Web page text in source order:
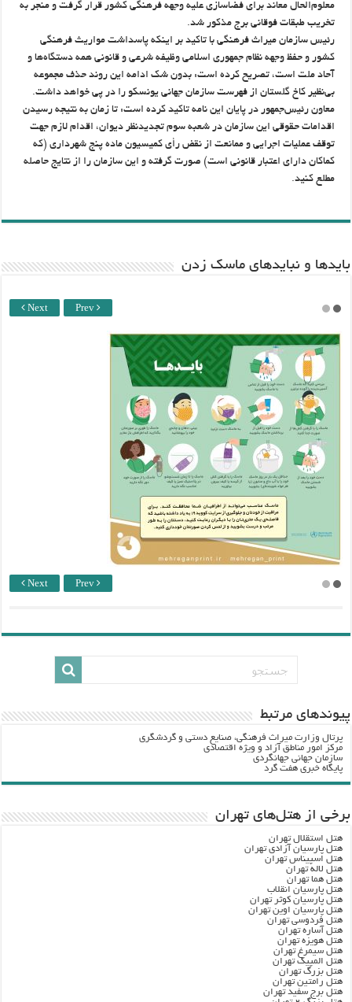
معلوم‌الحال معاند براي فضاسازي عليه وجهه فرهنگي كشور قرار گرفت و منجر به
تخريب طبقات فوقاني برج مذكور شد.
رئیس سازمان میراث فرهنگی با تاکید بر اینکه پاسداشت مواريث فرهنگي
كشور و حفظ وجهه نظام جمهوري اسلامي وظيفه شرعي و قانوني همه دستگاه‌ها و
آحاد ملت است، تصریح کرده است: بدون شك ادامه اين روند حذف مجموعه
بي‌نظير كاخ گلستان از فهرست سازمان جهاني يونسكو را در پي خواهد داشت.
معاون رئیس‌جمهور در پایان این نامه تاکید کرده است: تا زمان به نتيجه رسيدن
اقدامات حقوقي اين سازمان در شعبه سوم تجديدنظر ديوان، اقدام لازم جهت
توقف عمليات اجرايي و ممانعت از نقض رأي كميسيون ماده پنج شهرداري (كه
كماكان داراي اعتبار قانوني است) صورت گرفته و اين سازمان را از نتايج حاصله
مطلع کنید.
باید‌ها و نبایدهای ماسک زدن
Next Prev
Next Prev
پيوندهاي مرتبط
پرتال وزارت ميراث فرهنگي، صنایع دستی و گردشگري
مرکز امور مناطق آزاد و ویژه اقتصادی
سازمان جهانی جهانگردی
پایگاه خبری هفت گرد
برخی از هتل‌های تهران
هتل استقلال تهران
هتل پارسیان آزادی تهران
هتل اسپیناس تهران
هتل لاله تهران
هتل هما تهران
هتل پارسیان انقلاب
هتل پارسیان کوثر تهران
هتل پارسیان اوین تهران
هتل فردوسی تهران
هتل آساره تهران
هتل هویزه تهران
هتل سیمرغ تهران
هتل المپیک تهران
هتل بزرگ تهران
هتل رامتین تهران
هتل برج سفید تهران